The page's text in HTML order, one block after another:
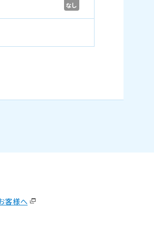
なし
客様へ